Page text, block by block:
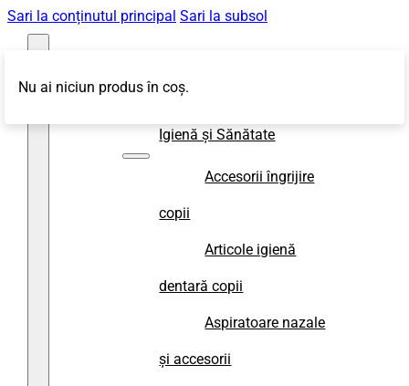
Sari la conținutul principal Sari la subsol
Igienă și Sănătate
Accesorii îngrijire
copii
Articole igienă
dentară copii
Aspiratoare nazale
și accesorii
Nu ai niciun produs în coș.